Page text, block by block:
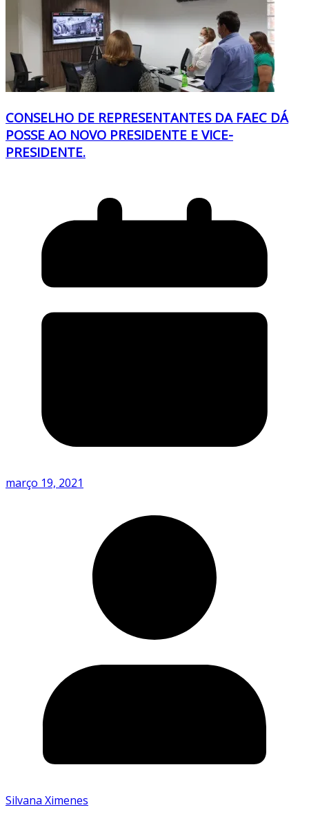
CONSELHO DE REPRESENTANTES DA FAEC DÁ
POSSE AO NOVO PRESIDENTE E VICE-
PRESIDENTE.
março 19, 2021
Silvana Ximenes